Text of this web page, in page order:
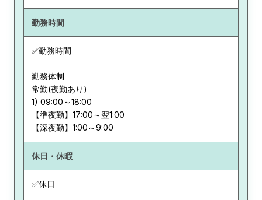
勤務時間
✅勤務時間
勤務体制
常勤(夜勤あり)
1) 09:00～18:00
【準夜勤】17:00～翌1:00
【深夜勤】1:00～9:00
休日・休暇
✅休日